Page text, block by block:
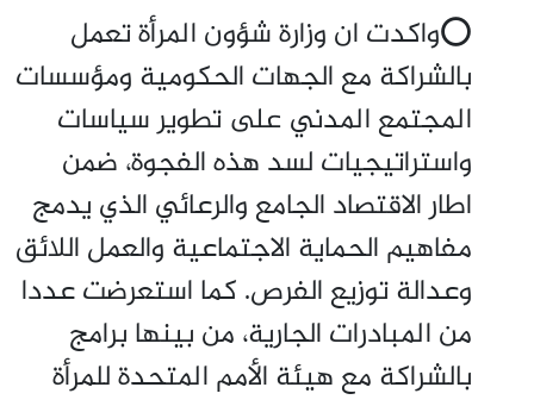
⭕واكدت ان وزارة شؤون المرأة تعمل
بالشراكة مع الجهات الحكومية ومؤسسات
المجتمع المدني على تطوير سياسات
واستراتيجيات لسد هذه الفجوة، ضمن
اطار الاقتصاد الجامع والرعائي الذي يدمج
مفاهيم الحماية الاجتماعية والعمل اللائق
وعدالة توزيع الفرص. كما استعرضت عددا
من المبادرات الجارية، من بينها برامج
بالشراكة مع هيئة الأمم المتحدة للمرأة